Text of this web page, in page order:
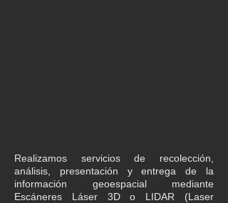
​​Realizamos servicios de recolección,
análisis, presentación y entrega de la
información geoespacial mediante
Escáneres Láser 3D o LIDAR (Laser